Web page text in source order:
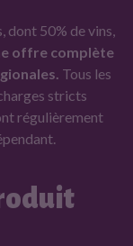
dont 50% de vins,
offre complète
Tous les
stricts
régulièrement